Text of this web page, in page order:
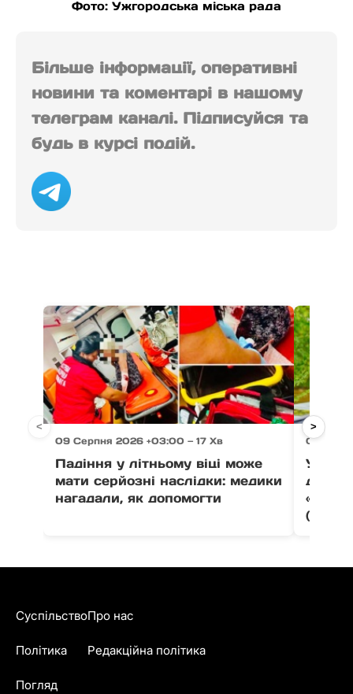
Фото: Ужгородська міська рада
Більше інформації, оперативні
новини та коментарі в нашому
телеграм каналі. Підписуйся та
будь в курсі подій.
09 Серпня 2026 +03:00 — 17 Хв
Падіння у літньому віці може
мати серйозні наслідки: медики
нагадали, як допомогти
08
У
«Коли
(фото)
< >
Суспільство
Політика
Погляд
Про нас
Редакційна політика